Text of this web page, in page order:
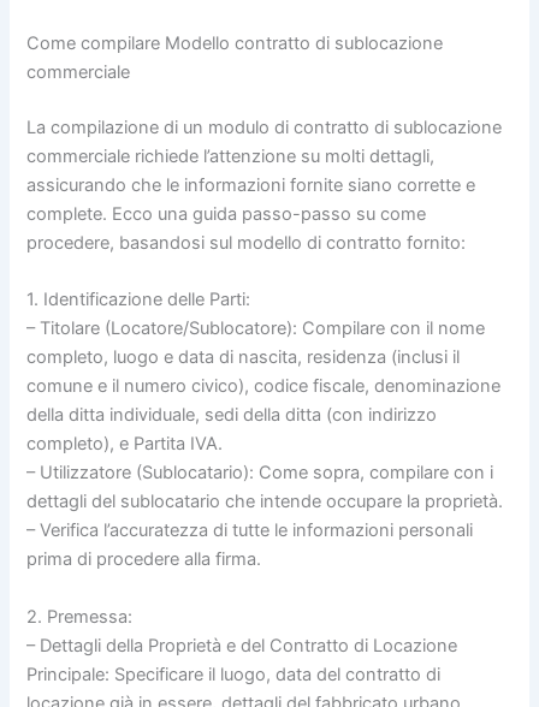
Come compilare Modello contratto di sublocazione
commerciale
La compilazione di un modulo di contratto di sublocazione
commerciale richiede l’attenzione su molti dettagli,
assicurando che le informazioni fornite siano corrette e
complete. Ecco una guida passo-passo su come
procedere, basandosi sul modello di contratto fornito:
1. Identificazione delle Parti:
– Titolare (Locatore/Sublocatore): Compilare con il nome
completo, luogo e data di nascita, residenza (inclusi il
comune e il numero civico), codice fiscale, denominazione
della ditta individuale, sedi della ditta (con indirizzo
completo), e Partita IVA.
– Utilizzatore (Sublocatario): Come sopra, compilare con i
dettagli del sublocatario che intende occupare la proprietà.
– Verifica l’accuratezza di tutte le informazioni personali
prima di procedere alla firma.
2. Premessa:
– Dettagli della Proprietà e del Contratto di Locazione
Principale: Specificare il luogo, data del contratto di